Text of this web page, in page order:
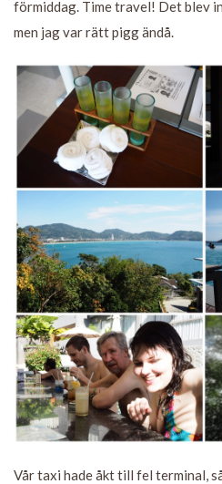
förmiddag. Time travel! Det blev
men jag var rätt pigg ändå.
Vår taxi hade åkt till fel terminal,